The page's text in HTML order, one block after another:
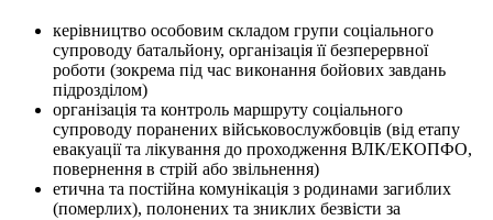
керівництво особовим складом групи соціального
супроводу батальйону, організація її безперервної
роботи (зокрема під час виконання бойових завдань
підрозділом)
організація та контроль маршруту соціального
супроводу поранених військовослужбовців (від етапу
евакуації та лікування до проходження ВЛК/ЕКОПФО,
повернення в стрій або звільнення)
етична та постійна комунікація з родинами загиблих
(померлих), полонених та зниклих безвісти за